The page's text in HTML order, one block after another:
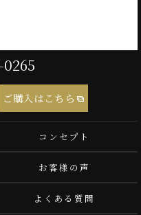
ご購入はこちら
コンセプト
お客様の声
よくある質問